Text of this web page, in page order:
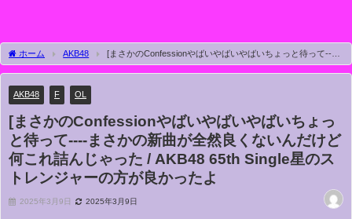
ホーム AKB48
[まさかのConfessionやばいやばいやばいちょっと待って----
まさかの新曲が全然良くないんだけど 何これ詰んじゃった / AKB48 65th Single星のス
AKB48
F OL
[まさかのConfessionやばいやばいやばいちょっ
と待って----まさかの新曲が全然良くないんだけど
何これ詰んじゃった / AKB48 65th Single星のス
トレンジャーの方が良かったよ
2025年3月9日 2025年3月9日